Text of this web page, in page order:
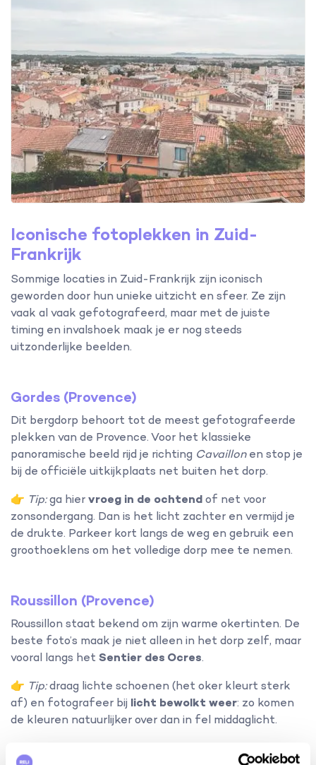
Iconische fotoplekken in Zuid-
Frankrijk
Sommige locaties in Zuid-Frankrijk zijn iconisch
geworden door hun unieke uitzicht en sfeer. Ze zijn
vaak al vaak gefotografeerd, maar met de juiste
timing en invalshoek maak je er nog steeds
uitzonderlijke beelden.
Gordes (Provence)
Dit bergdorp behoort tot de meest gefotografeerde
plekken van de Provence. Voor het klassieke
panoramische beeld rijd je richting Cavaillonen stop je
bij de officiële uitkijkplaats net buiten het dorp.
👉 Tip:ga hiervroeg in de ochtendof net voor
zonsondergang. Dan is het licht zachter en vermijd je
de drukte. Parkeer kort langs de weg en gebruik een
groothoeklens om het volledige dorp mee te nemen.
Roussillon (Provence)
Roussillon staat bekend om zijn warme okertinten. De
beste foto’s maak je niet alleen in het dorp zelf, maar
vooral langs het Sentier des Ocres.
👉 Tip:draag lichte schoenen (het oker kleurt sterk
af) en fotografeer bij licht bewolkt weer: zo komen
de kleuren natuurlijker over dan in fel middaglicht.